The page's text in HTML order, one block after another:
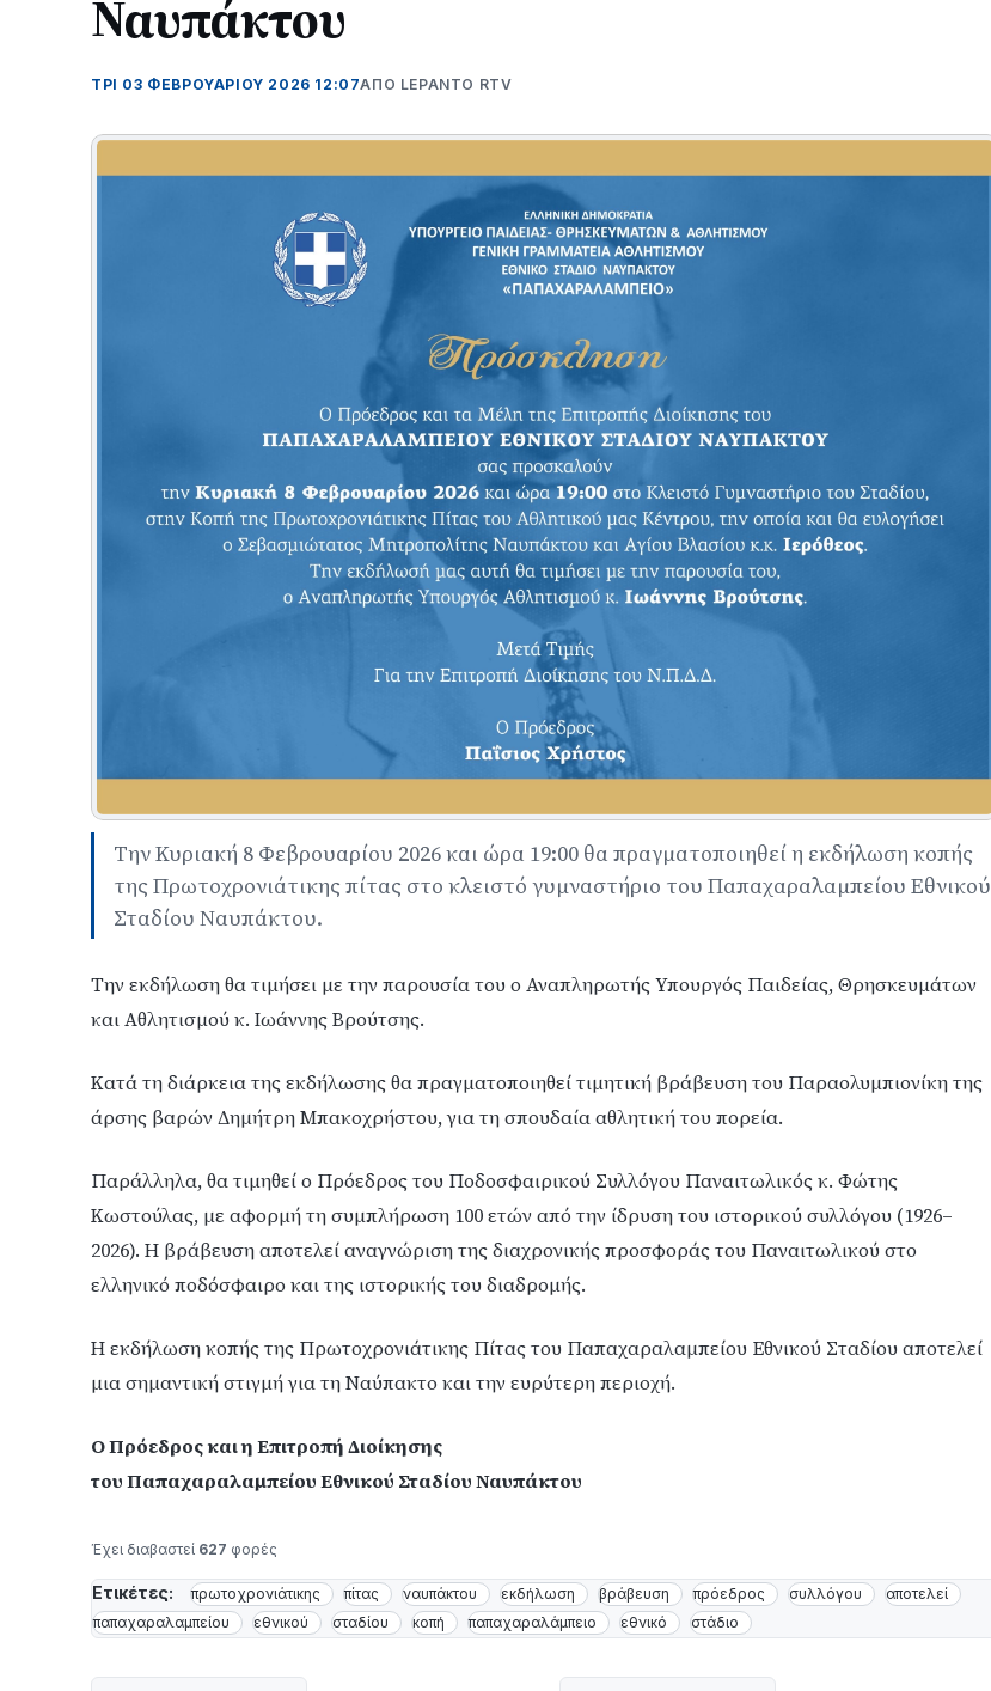
Ναυπάκτου
ΤΡΊ 03 ΦΕΒΡΟΥΑΡΊΟΥ 2026 12:07ΑΠΌ LEPANTO RTV
Την Κυριακή 8 Φεβρουαρίου 2026 και ώρα 19:00 θα πραγματοποιηθεί η εκδήλωση κοπής
της Πρωτοχρονιάτικης πίτας στο κλειστό γυμναστήριο του Παπαχαραλαμπείου Εθνικού
Σταδίου Ναυπάκτου.
Την εκδήλωση θα τιμήσει με την παρουσία του ο Αναπληρωτής Υπουργός Παιδείας, Θρησκευμάτων
και Αθλητισμού κ. Ιωάννης Βρούτσης.
Κατά τη διάρκεια της εκδήλωσης θα πραγματοποιηθεί τιμητική βράβευση του Παραολυμπιονίκη της
άρσης βαρών Δημήτρη Μπακοχρήστου, για τη σπουδαία αθλητική του πορεία.
Παράλληλα, θα τιμηθεί ο Πρόεδρος του Ποδοσφαιρικού Συλλόγου Παναιτωλικός κ. Φώτης
Κωστούλας, με αφορμή τη συμπλήρωση 100 ετών από την ίδρυση του ιστορικού συλλόγου (1926–
2026). Η βράβευση αποτελεί αναγνώριση της διαχρονικής προσφοράς του Παναιτωλικού στο
ελληνικό ποδόσφαιρο και της ιστορικής του διαδρομής.
Η εκδήλωση κοπής της Πρωτοχρονιάτικης Πίτας του Παπαχαραλαμπείου Εθνικού Σταδίου αποτελεί
μια σημαντική στιγμή για τη Ναύπακτο και την ευρύτερη περιοχή.
Ο Πρόεδρος και η Επιτροπή Διοίκησης
του Παπαχαραλαμπείου Εθνικού Σταδίου Ναυπάκτου
Έχει διαβαστεί 627 φορές
Ετικέτες: πρωτοχρονιάτικης πίτας ναυπάκτου εκδήλωση βράβευση πρόεδρος συλλόγου
αποτελεί
παπαχαραλαμπείου
εθνικού σταδίου κοπή παπαχαραλάμπειο εθνικό στάδιο